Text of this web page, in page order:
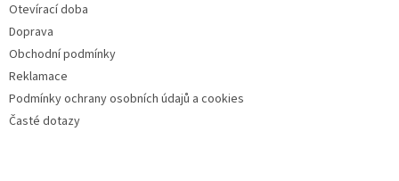
Otevírací doba
Doprava
Obchodní podmínky
Reklamace
Podmínky ochrany osobních údajů a cookies
Časté dotazy